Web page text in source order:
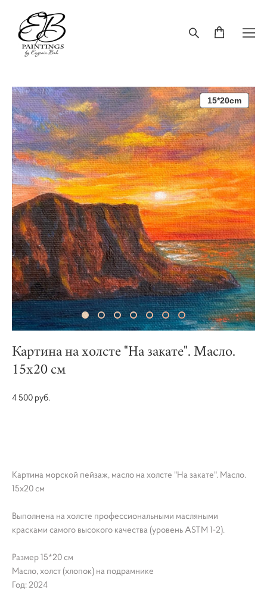
15*20cm
Картина на холсте "На закате". Масло.
15х20 см
4 500 pуб.
Картина морской пейзаж, масло на холсте "На закате". Масло.
15х20 см
Выполнена на холсте профессиональными масляными
красками самого высокого качества (уровень ASTM 1-2).
Размер 15*20 см
Масло, холст (хлопок) на подрамнике
Год: 2024